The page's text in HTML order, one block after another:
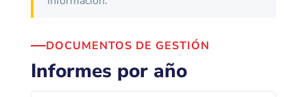
DOCUMENTOS DE GESTIÓN
Informes por año